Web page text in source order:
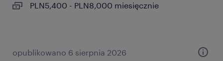
PLN5,400 - PLN8,000 miesięcznie
opublikowano 6 sierpnia 2026